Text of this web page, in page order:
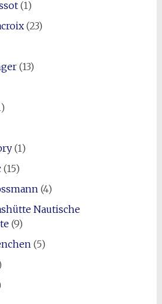
(1)
(23)
(13)
(1)
(15)
(4)
Nautische
(9)
(5)